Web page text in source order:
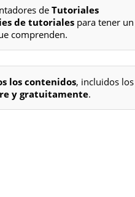
de Tutoriales
de tutoriales para tener un
comprenden.
los contenidos, incluidos los
y gratuitamente.